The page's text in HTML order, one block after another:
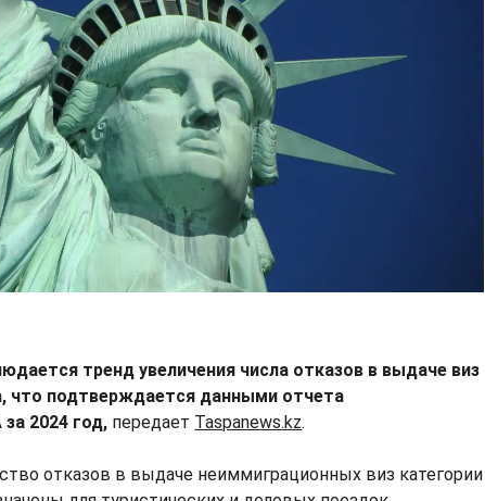
тренд увеличения числа отказов в выдаче виз
что подтверждается данными отчета
2024 год, передает Taspanews.kz.
отказов в выдаче неиммиграционных виз категории